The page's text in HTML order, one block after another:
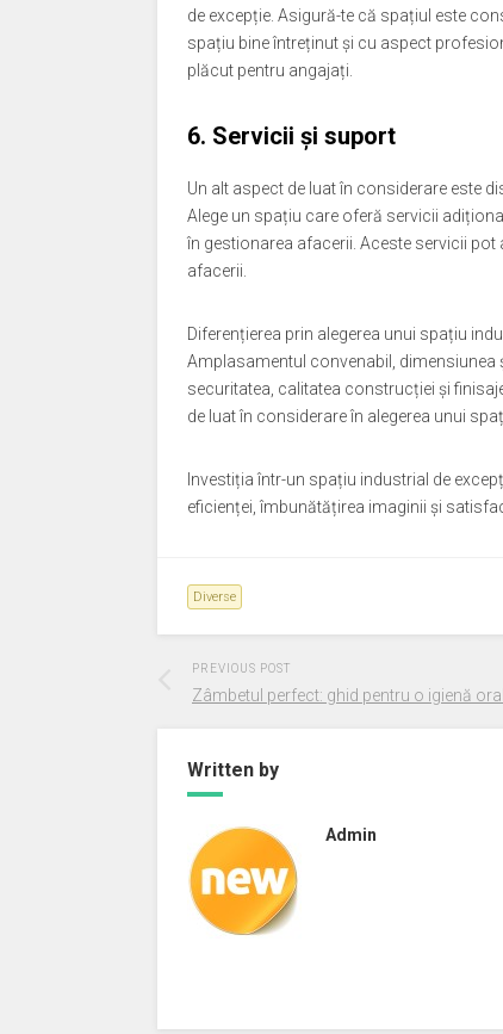
de excepție. Asigură-te că spațiul este
spațiu bine întreținut și cu aspect
plăcut pentru angajați.
6. Servicii și suport
Un alt aspect de luat în considerare este
Alege un spațiu care oferă servicii
în gestionarea afacerii. Aceste servicii
afacerii.
Diferențierea prin alegerea unui spațiu
Amplasamentul convenabil,
securitatea, calitatea construcției și
de luat în considerare în alegerea unui
Investiția într-un spațiu industrial de
eficienței, îmbunătățirea imaginii și
Diverse
PREVIOUS POST
Zâmbetul perfect: ghid pentru o igienă
Written by
Admin